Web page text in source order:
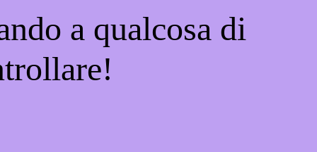
a qualcosa di